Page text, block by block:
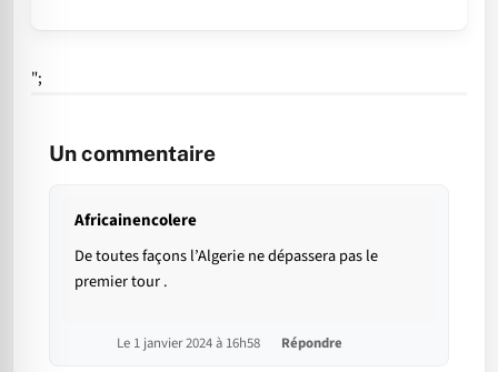
";
Un commentaire
Africainencolere
De toutes façons l’Algerie ne dépassera pas le
premier tour .
Le 1 janvier 2024 à 16h58 Répondre